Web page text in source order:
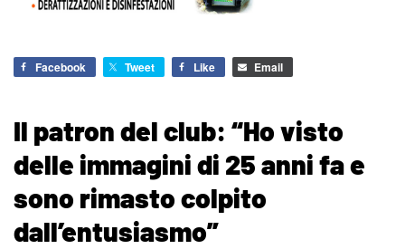
Facebook Tweet Like Email
Il patron del club: “Ho visto
delle immagini di 25 anni fa e
sono rimasto colpito
dall’entusiasmo”